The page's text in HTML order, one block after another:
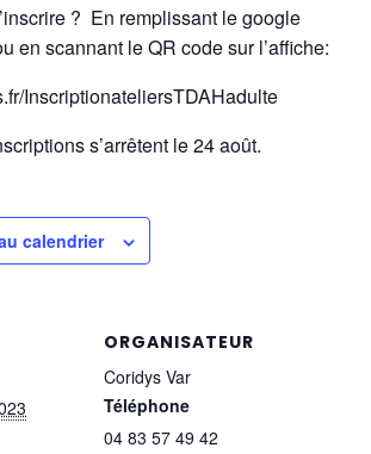
? En remplissant le google
en scannant le QR code sur l’affiche:
InscriptionateliersTDAHadulte
s’arrêtent le 24 août.
calendrier
ORGANISATEUR
Coridys Var
Téléphone
04 83 57 49 42